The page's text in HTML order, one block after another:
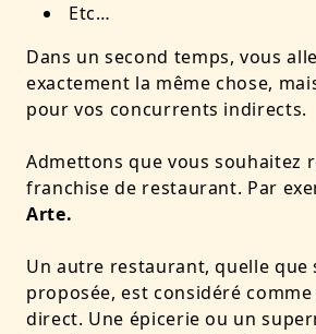
Etc…
Dans un second temps, vous
exactement la même chose,
pour vos concurrents indirects.
Admettons que vous souhaitez
franchise de restaurant. Par
Arte.
Un autre restaurant, quelle que
proposée, est considéré
direct. Une épicerie ou un